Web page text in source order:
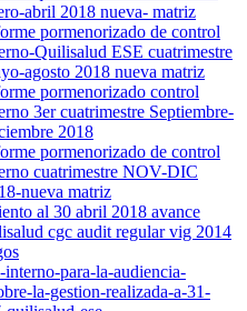
abril 2018 nueva- matriz
pormenorizado de control
Quilisalud ESE cuatrimestre
agosto 2018 nueva matriz
pormenorizado control
3er cuatrimestre Septiembre-
2018
pormenorizado de control
cuatrimestre NOV-DIC
nueva matriz
al 30 abril 2018 avance
cgc audit regular vig 2014
para-la-audiencia-
la-gestion-realizada-a-31-